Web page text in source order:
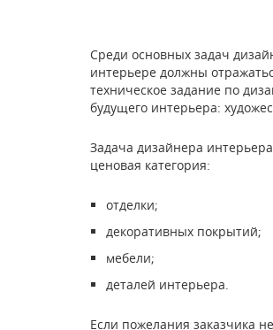
Среди основных задач
интерьере должны
техническое задание по
будущего интерьера:
Задача дизайнера
ценовая категория:
отделки;
декоративных покрытий;
мебели;
деталей интерьера.
Если пожелания заказчика